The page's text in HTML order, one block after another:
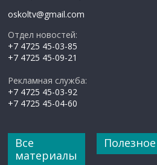
oskoltv@gmail.com
Отдел новостей:
+7 4725 45-03-85
+7 4725 45-09-21
Рекламная служба:
+7 4725 45-03-92
+7 4725 45-04-60
Все
материалы
Полезное